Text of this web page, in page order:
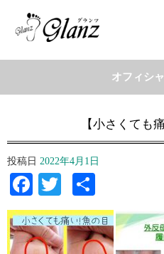
オフィシ
【小さくても
投稿日 2022年4月1日
Facebook
Twitter
有